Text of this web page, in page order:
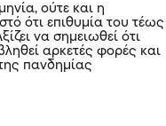
ούτε και η
ότι επιθυμία του τέως
να σηµειωθεί ότι
αρκετές φορές και
πανδημίας